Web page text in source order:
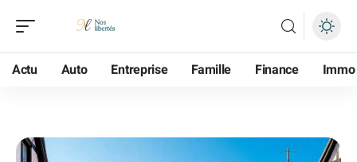
Actu Auto Entreprise Famille Finance Immo